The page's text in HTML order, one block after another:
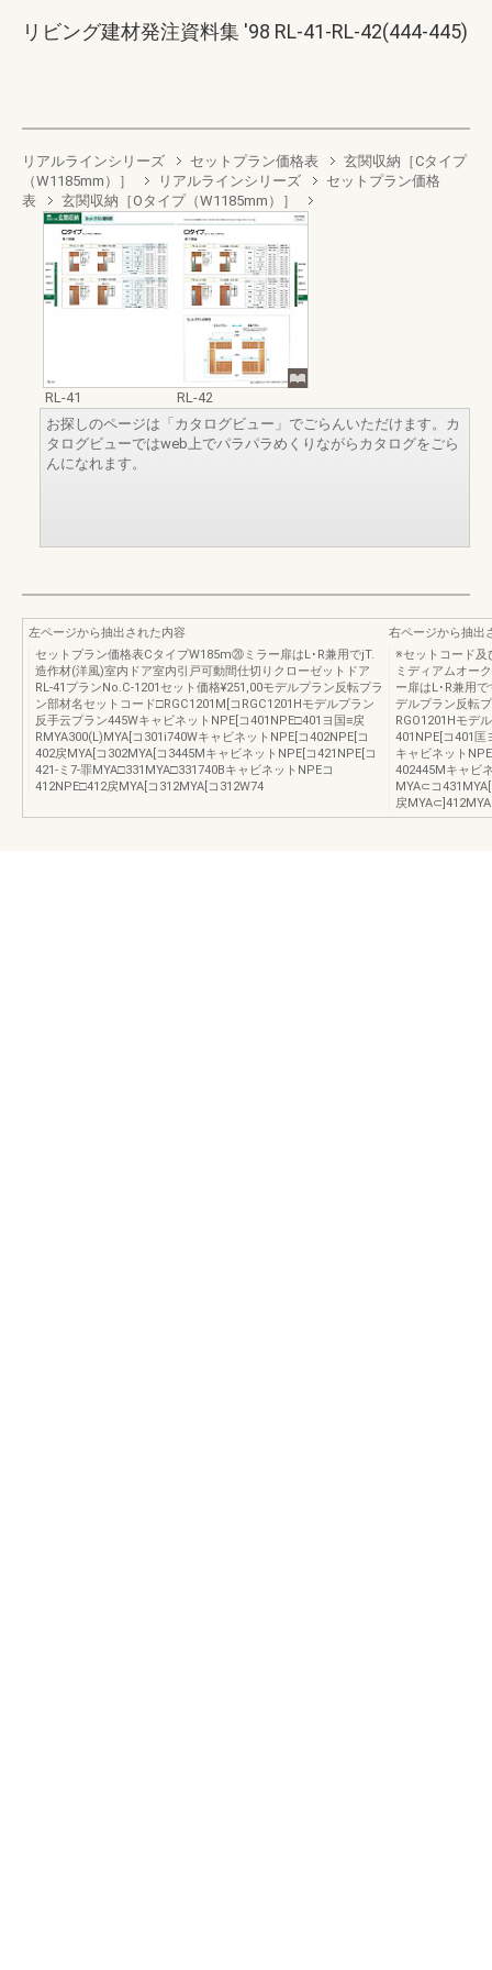
リビング建材発注資料集 '98 RL-41-RL-42(444-445)
リアルラインシリーズ セットプラン価格表
玄関収納［Cタイプ
（W1185mm）］
リアルラインシリーズ
セットプラン価格
表
玄関収納［Oタイプ（W1185mm）］
RL-41
RL-42
お探しのページは「カタログビュー」でごらんいただけます。カ
タログビューではweb上でパラパラめくりながらカタログをごら
んになれます。
左ページから抽出された内容
セットプラン価格表CタイプW185m⑳ミラー扉はL･R兼用でjT.
造作材(洋風)室内ドア室内引戸可動間仕切りクローゼットドア
RL-41プランNo.C-1201セット価格¥251,00モデルプラン反転プラ
ン部材名セットコード□RGC1201M[コRGC1201Hモデルプラン
反手云プラン445WキャビネットNPE[コ401NPE□401ヨ国≡戻
RMYA300(L)MYA[コ301i740WキャビネットNPE[コ402NPE[コ
402戻MYA[コ302MYA[コ3445MキャビネットNPE[コ421NPE[コ
421-ミ7-罪MYA□331MYA□331740BキャビネットNPEコ
412NPE□412戻MYA[コ312MYA[コ312W74
右ページから抽出
※セットコード及
ミディアムオー
ー扉はL･R兼用
デルプラン反転
RGO1201Hモデ
401NPE[コ401匡
キャビネット
402445Mキャビ
MYA⊂コ
戻